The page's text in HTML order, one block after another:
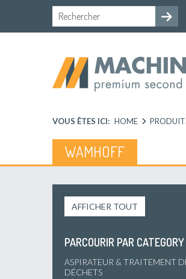
VOUS ÊTES ICI: HOME
WAMHOFF
AFFICHER TOUT
PARCOURIR PAR CATEGORY
ASPIRATEUR & TRAITEMENT
DÉCHETS